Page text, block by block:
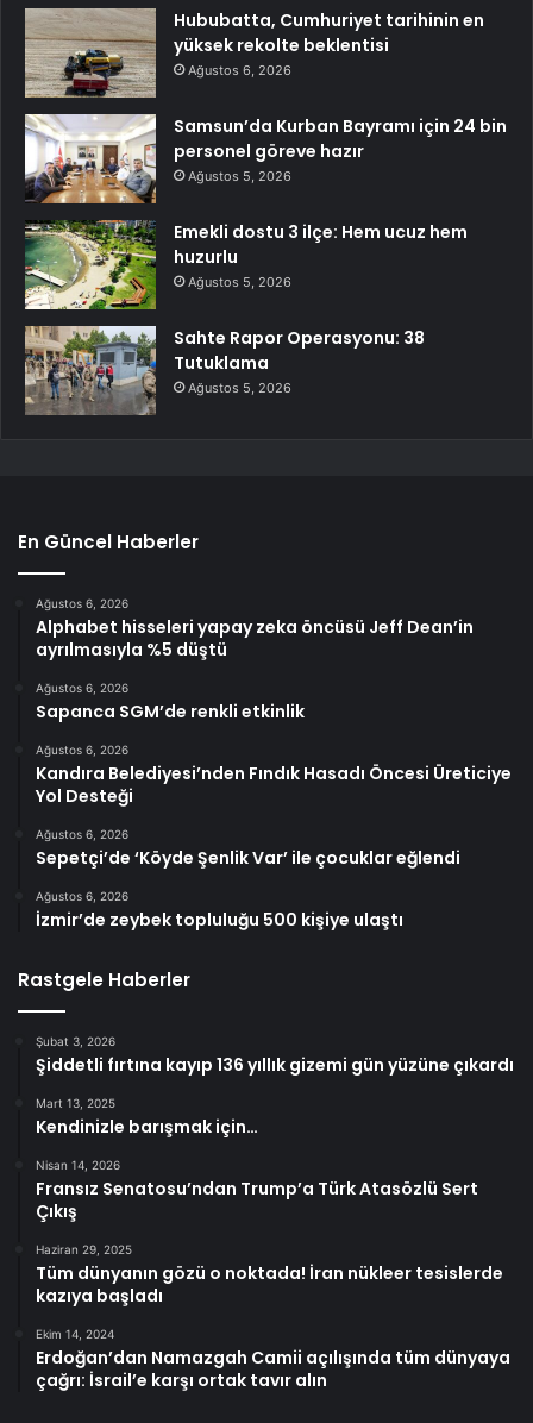
Hububatta, Cumhuriyet tarihinin en
yüksek rekolte beklentisi
Ağustos 6, 2026
Samsun’da Kurban Bayramı için 24 bin
personel göreve hazır
Ağustos 5, 2026
Emekli dostu 3 ilçe: Hem ucuz hem
huzurlu
Ağustos 5, 2026
Sahte Rapor Operasyonu: 38
Tutuklama
Ağustos 5, 2026
En Güncel Haberler
Ağustos 6, 2026
Alphabet hisseleri yapay zeka öncüsü Jeff Dean’in
ayrılmasıyla %5 düştü
Ağustos 6, 2026
Sapanca SGM’de renkli etkinlik
Ağustos 6, 2026
Kandıra Belediyesi’nden Fındık Hasadı Öncesi Üreticiye
Yol Desteği
Ağustos 6, 2026
Sepetçi’de ‘Köyde Şenlik Var’ ile çocuklar eğlendi
Ağustos 6, 2026
İzmir’de zeybek topluluğu 500 kişiye ulaştı
Rastgele Haberler
Şubat 3, 2026
Şiddetli fırtına kayıp 136 yıllık gizemi gün yüzüne çıkardı
Mart 13, 2025
Kendinizle barışmak için…
Nisan 14, 2026
Fransız Senatosu’ndan Trump’a Türk Atasözlü Sert
Çıkış
Haziran 29, 2025
Tüm dünyanın gözü o noktada! İran nükleer tesislerde
kazıya başladı
Ekim 14, 2024
Erdoğan’dan Namazgah Camii açılışında tüm dünyaya
çağrı: İsrail’e karşı ortak tavır alın